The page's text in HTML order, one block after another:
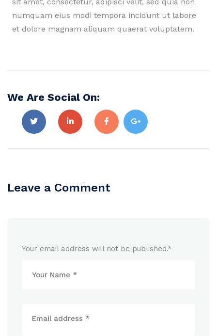
numquam eius modi tempora incidunt ut labore
et dolore magnam aliquam quaerat voluptatem.
We Are Social On:
Leave a Comment
Your email address will not be published.*